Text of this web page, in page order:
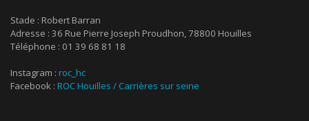
Stade : Robert Barran
Adresse : 36 Rue Pierre Joseph Proudhon, 78800 Houilles
Téléphone : 01 39 68 81 18
Instagram : roc_hc
Facebook : ROC Houilles / Carrières sur seine